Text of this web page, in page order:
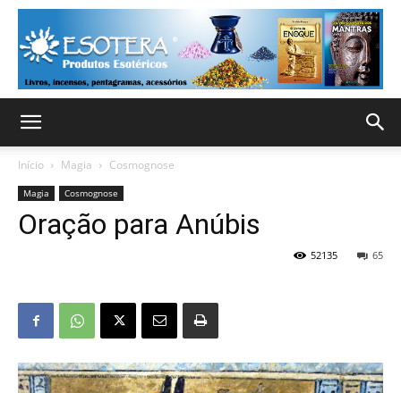
Início Magia Cosmognose
Magia Cosmognose
Oração para Anúbis
65
52135